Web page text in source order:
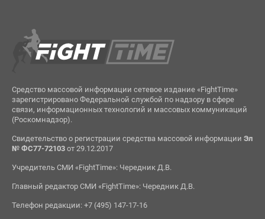
Средство массовой информации сетевое издание «FightTime»
зарегистрировано Федеральной службой по надзору в сфере
связи, информационных технологий и массовых коммуникаций
(Роскомнадзор).
Свидетельство о регистрации средства массовой информации Эл
№ ФС77-72103от 29.12.2017
Учредитель СМИ «FightTime»: Чередник Д.В.
Главный редактор СМИ «FightTime»: Чередник Д.В.
Телефон редакции: +7 (495) 147-17-16